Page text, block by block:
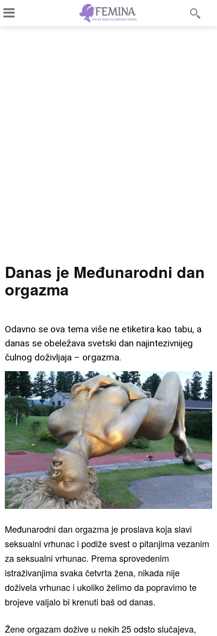
Danas je Međunarodni dan
orgazma
Odavno se ova tema više ne etiketira kao tabu, a
danas se obeležava svetski dan najintezivnijeg
čulnog doživljaja – orgazma.
Međunarodni dan orgazma je proslava koja slavi
seksualni vrhunac i podiže svest o pitanjima vezanim
za seksualni vrhunac. Prema sprovedenim
istraživanjima svaka četvrta žena, nikada nije
doživela vrhunac i ukoliko želimo da popravimo te
brojeve valjalo bi krenuti baš od danas.
Žene orgazam dožive u nekih 25 odsto slučajeva,